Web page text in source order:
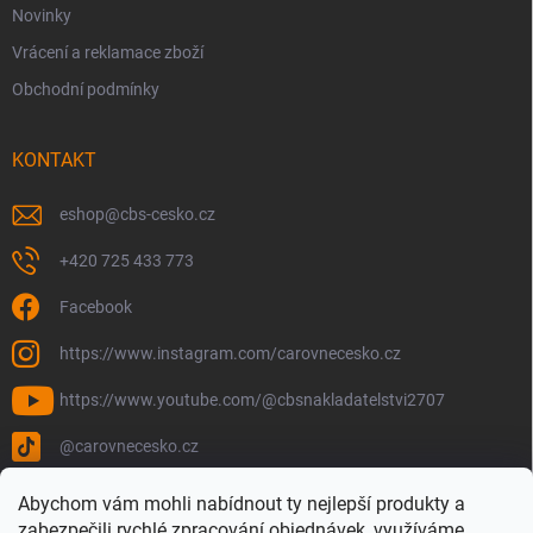
Abychom vám mohli nabídnout ty nejlepší produkty a
Novinky
Vrácení a reklamace zboží
Obchodní podmínky
KONTAKT
eshop@cbs-cesko.cz
+420 725 433 773
Facebook
https://www.instagram.com/carovnecesko.cz
https://www.youtube.com/@cbsnakladatelstvi2707
@carovnecesko.cz